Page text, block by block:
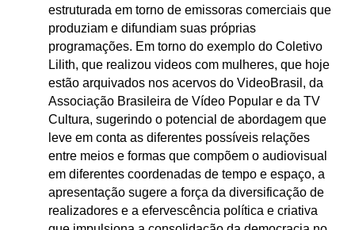
estruturada em torno de emissoras comerciais que
produziam e difundiam suas próprias
programações. Em torno do exemplo do Coletivo
Lilith, que realizou videos com mulheres, que hoje
estão arquivados nos acervos do VideoBrasil, da
Associação Brasileira de Vídeo Popular e da TV
Cultura, sugerindo o potencial de abordagem que
leve em conta as diferentes possíveis relações
entre meios e formas que compõem o audiovisual
em diferentes coordenadas de tempo e espaço, a
apresentação sugere a força da diversificação de
realizadores e a efervescência política e criativa